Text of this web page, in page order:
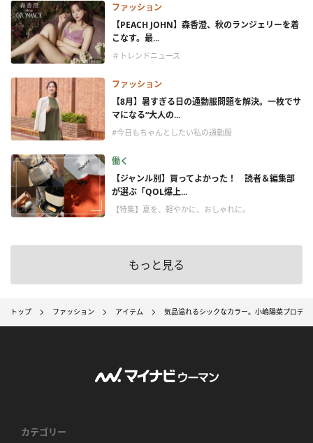
ファッション
【PEACH JOHN】森香澄、秋のランジェリーを着
こなす。最...
＃トレンドニュース
ファッション
【8月】暑すぎる日の通勤服問題を解決。一枚でサ
マになる“大人の...
#今日もちゃんとしたい私の通勤服
働く
【ジャンル別】買ってよかった！ 読者＆編集部
が選ぶ「QOL爆上...
【特集】夏を、軽やかに、おしゃれに。
もっと見る
トップ ファッション アイテム 気品溢れるシックなカラー。小嶋陽菜プロデ
カテゴリー